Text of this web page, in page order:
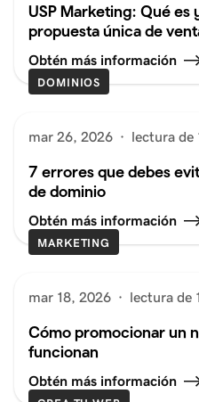
USP Marketing: Qué es
propuesta única de
Obtén más información
DOMINIOS
mar 26, 2026 · lectura de
7 errores que debes
de dominio
Obtén más información
MARKETING
mar 18, 2026 · lectura de
Cómo promocionar un
funcionan
Obtén más información